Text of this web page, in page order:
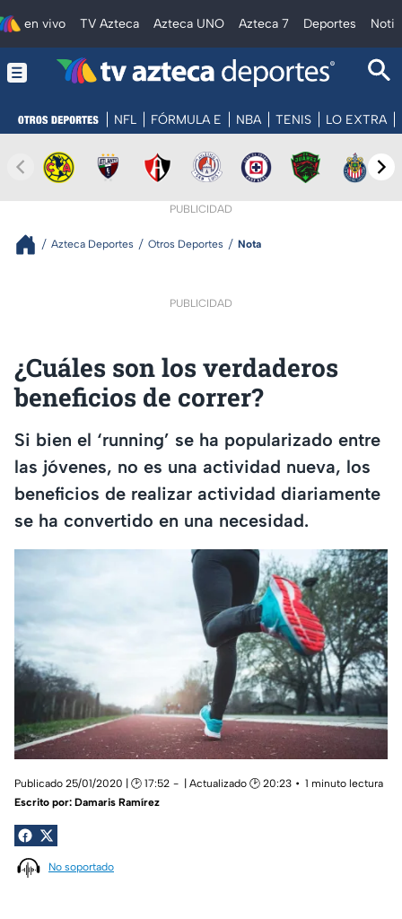
en vivo TV Azteca Azteca UNO Azteca 7 Deportes
NFL FÓRMULA E NBA TENIS LO EXTRA
PUBLICIDAD
Azteca Deportes Otros Deportes Nota
PUBLICIDAD
¿Cuáles son los verdaderos
beneficios de correr?
Si bien el ‘running’ se ha popularizado entre
las jóvenes, no es una actividad nueva, los
beneficios de realizar actividad diariamente
se ha convertido en una necesidad.
Publicado 25/01/2020 | 🕑 17:52 | Actualizado 🕑 20:23
1 minuto lectura
Escrito por: Damaris Ramírez
No soportado